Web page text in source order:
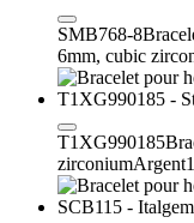
SMB768-8
6mm, cubic
T1XG990185
zirconiumArgent